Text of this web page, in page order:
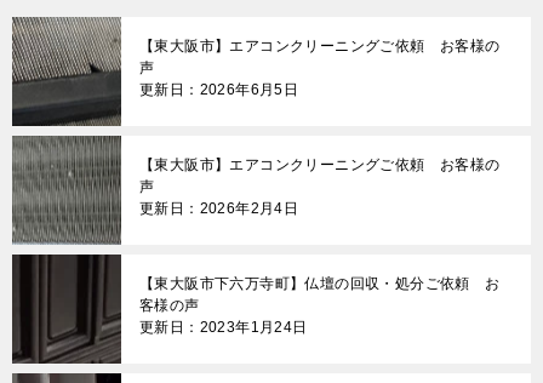
ゲ
ー
シ
ョ
ン
【東大阪市】エアコンクリーニングご依頼 お客様の
声
更新日：2026年6月5日
【東大阪市】エアコンクリーニングご依頼 お客様の
声
更新日：2026年2月4日
【東大阪市下六万寺町】仏壇の回収・処分ご依頼 お
客様の声
更新日：2023年1月24日